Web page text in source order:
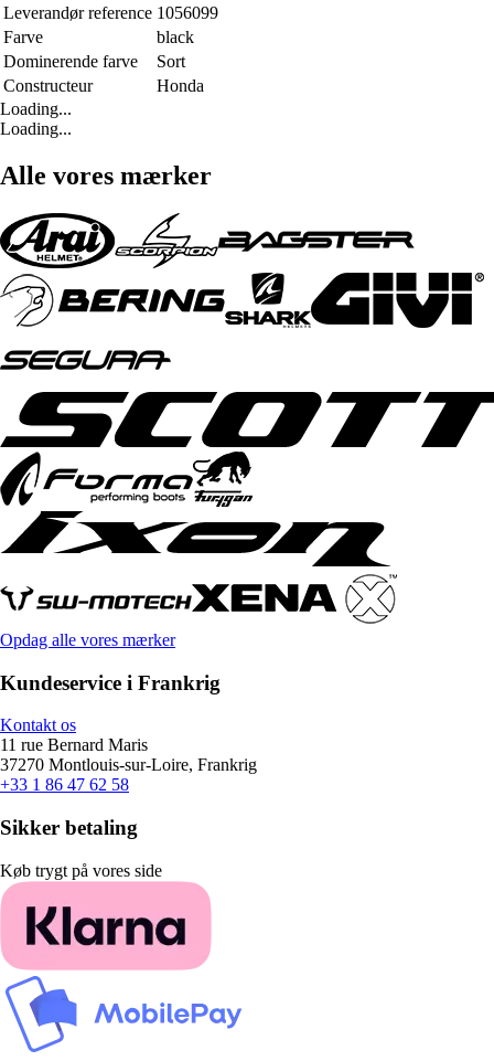
Leverandør reference 1056099
Farve
black
Dominerende farve
Sort
Constructeur
Honda
Loading...
Loading...
Alle vores mærker
Opdag alle vores mærker
Kundeservice i Frankrig
Kontakt os
11 rue Bernard Maris
37270 Montlouis-sur-Loire, Frankrig
+33 1 86 47 62 58
Sikker betaling
Køb trygt på vores side